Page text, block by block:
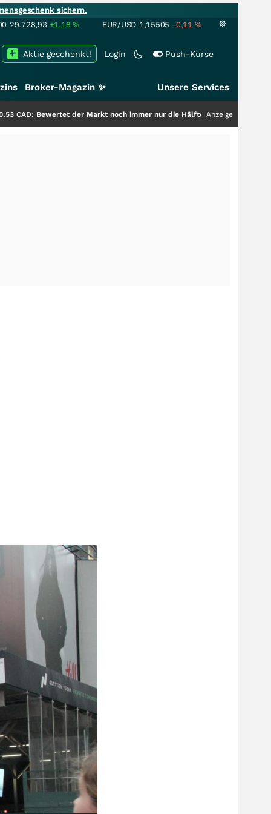
sichern.
29.728,93 +1,18% EUR/USD 1,15505 -0,11 %
Login Push-Kurse
Aktie geschenkt!
Broker-Magazin ✨ Unsere Services
der Markt noch immer nur die Hälfte der Story?+++ Anzeige